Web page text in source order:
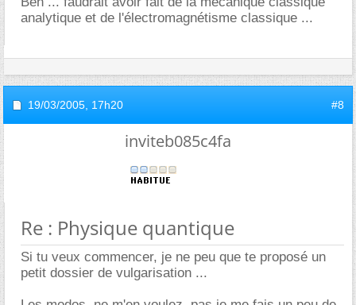
analytique et de l'électromagnétisme classique ...
19/03/2005, 17h20 #8
inviteb085c4fa
Re : Physique quantique
Si tu veux commencer, je ne peu que te proposé un
petit dossier de vulgarisation ...